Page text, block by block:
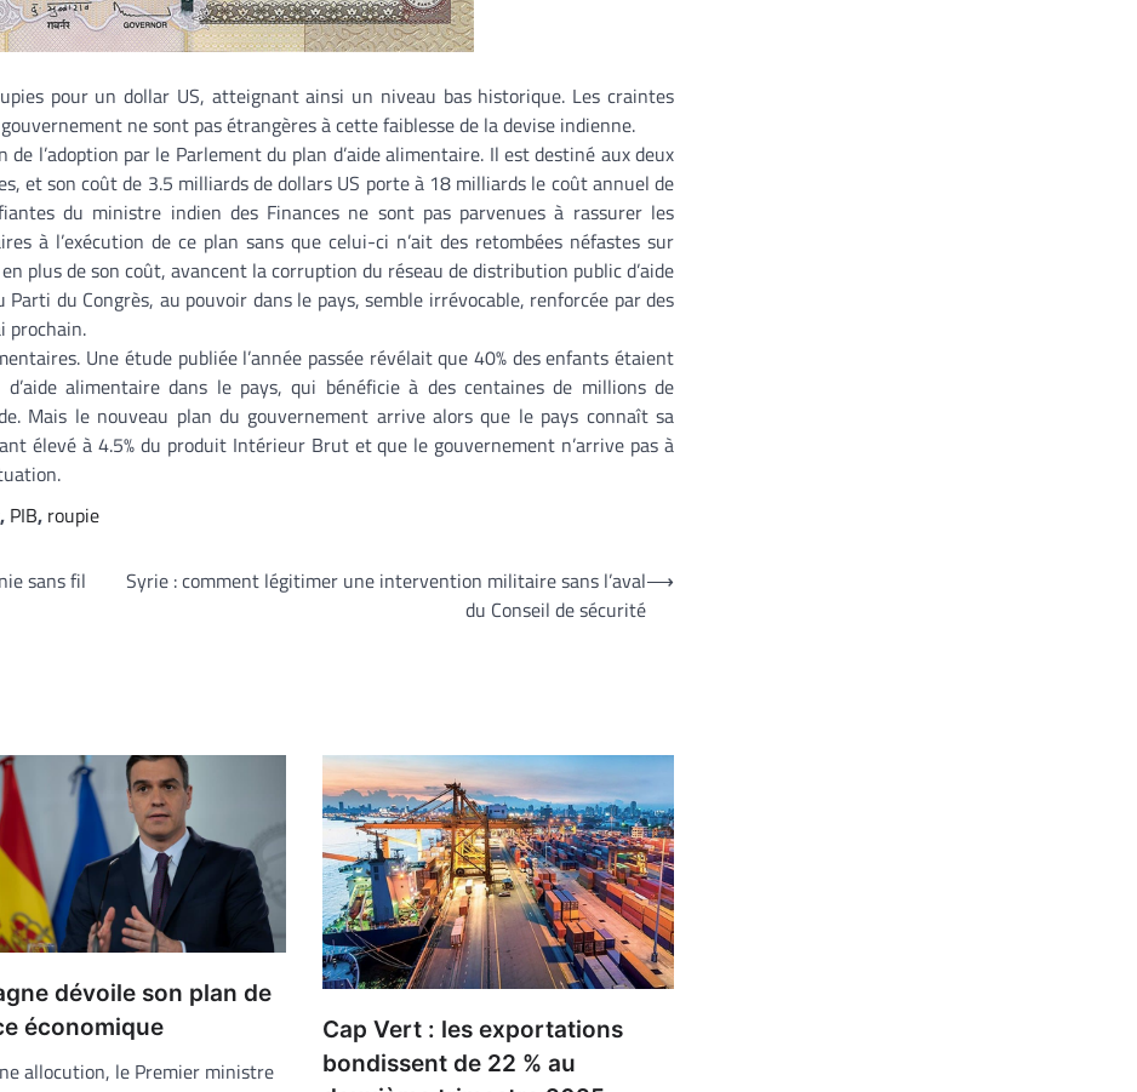
pour un dollar US, atteignant ainsi un niveau bas historique. Les craintes
ne sont pas étrangères à cette faiblesse de la devise indienne.
l’adoption par le Parlement du plan d’aide alimentaire. Il est destiné aux deux
et son coût de 3.5 milliards de dollars US porte à 18 milliards le coût annuel de
du ministre indien des Finances ne sont pas parvenues à rassurer les
à l’exécution de ce plan sans que celui-ci n’ait des retombées néfastes sur
plus de son coût, avancent la corruption du réseau de distribution public d’aide
du Congrès, au pouvoir dans le pays, semble irrévocable, renforcée par des
prochain.
Une étude publiée l’année passée révélait que 40% des enfants étaient
alimentaire dans le pays, qui bénéficie à des centaines de millions de
Mais le nouveau plan du gouvernement arrive alors que le pays connaît sa
élevé à 4.5% du produit Intérieur Brut et que le gouvernement n’arrive pas à
, PIB, roupie
sans fil
Syrie : comment légitimer une intervention militaire sans l’aval
du Conseil de sécurité
⟶
dévoile son plan de
économique
allocution, le Premier ministre
Cap Vert : les exportations
bondissent de 22 % au